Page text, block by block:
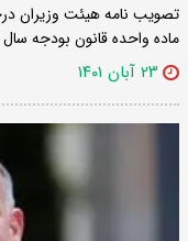
ماده واحده قانون بودجه سال ۱۴۰۱ کل کشور ابلاغ شد،…
۲۳ آبان ۱۴۰۱